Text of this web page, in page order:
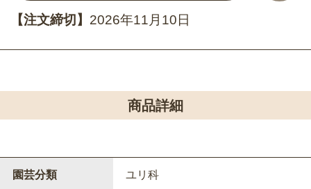
【注文締切】 2026年11月10日
商品詳細
園芸分類 ユリ科